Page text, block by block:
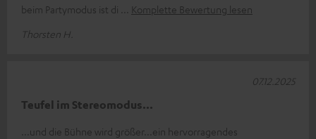
beim Partymodus ist di
Komplette Bewertung lesen
Thorsten H.
Teufel im Stereomodus...
...und die Bühne wird größer...ein hervorragendes
07.12.2025